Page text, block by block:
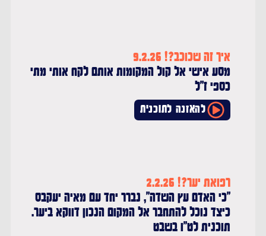
איך זה שכוכב?! 9.2.26
מסע אישי אל קול המקומות אותם לקח אותי מתי
כספי ז"ל
להאזנה לתוכנית
רפואת יער?! 2.2.26
"כי האדם עץ השדה", נברר יחד עם מאיה יעקבס
כיצד נוכל להתחבר אל המקום הנכון דווקא ביער.
תוכנית לט"ו בשבט